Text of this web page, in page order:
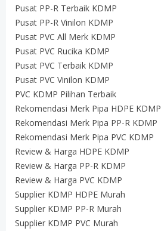
Pusat PP-R Terbaik KDMP
Pusat PP-R Vinilon KDMP
Pusat PVC All Merk KDMP
Pusat PVC Rucika KDMP
Pusat PVC Terbaik KDMP
Pusat PVC Vinilon KDMP
PVC KDMP Pilihan Terbaik
Rekomendasi Merk Pipa HDPE KDMP
Rekomendasi Merk Pipa PP-R KDMP
Rekomendasi Merk Pipa PVC KDMP
Review & Harga HDPE KDMP
Review & Harga PP-R KDMP
Review & Harga PVC KDMP
Supplier KDMP HDPE Murah
Supplier KDMP PP-R Murah
Supplier KDMP PVC Murah